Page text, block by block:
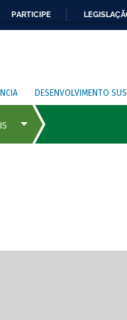
PARTICIPE
DESENVOLVIMENTO
de